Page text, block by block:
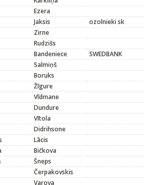
Ezera
Jaksis
ozolnieki sk
Zirne
Rudzišs
Bandeniece
SWEDBANK
Salmiņš
Boruks
Žīgure
Vīdmane
Dundure
Vītola
Didrihsone
Lācis
Bičkova
Šneps
Čerpakovskis
Varova